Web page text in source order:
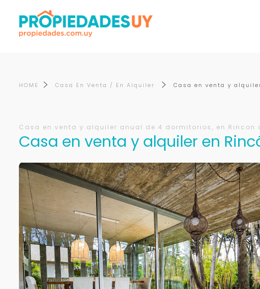
HOME Casa En Venta / En Alquiler Casa en venta y
Casa en venta y alquiler anual de 4 dormitorios, en Rincon
Casa en venta y alquiler en